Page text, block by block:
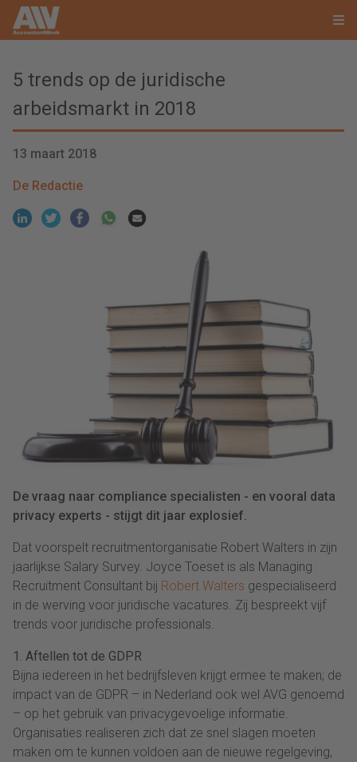
5 trends op de juridische
arbeidsmarkt in 2018
13 maart 2018
De Redactie
De vraag naar compliance specialisten - en vooral data
privacy experts - stijgt dit jaar explosief.
Dat voorspelt recruitmentorganisatie Robert Walters in zijn
jaarlijkse Salary Survey. Joyce Toeset is als Managing
Recruitment Consultant bij Robert Walters gespecialiseerd
in de werving voor juridische vacatures. Zij bespreekt vijf
trends voor juridische professionals.
1. Aftellen tot de GDPR
Bijna iedereen in het bedrijfsleven krijgt ermee te maken; de
impact van de GDPR – in Nederland ook wel AVG genoemd
– op het gebruik van privacygevoelige informatie.
Organisaties realiseren zich dat ze snel slagen moeten
maken om te kunnen voldoen aan de nieuwe regelgeving,